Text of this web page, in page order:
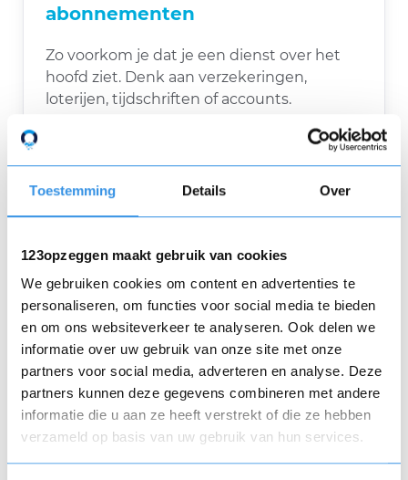
Toestemming Details Over
123opzeggen maakt gebruik van cookies
We gebruiken cookies om content en advertenties te
personaliseren, om functies voor social media te bieden
en om ons websiteverkeer te analyseren. Ook delen we
informatie over uw gebruik van onze site met onze
partners voor social media, adverteren en analyse. Deze
partners kunnen deze gegevens combineren met andere
informatie die u aan ze heeft verstrekt of die ze hebben
verzameld op basis van uw gebruik van hun services.
abonnementen
Zo voorkom je dat je een dienst over het
hoofd ziet. Denk aan verzekeringen,
loterijen, tijdschriften of accounts.
Bewaar alle communicatie
Houd e-mails, brieven en bevestigingen
goed bij voor je administratie.
Gebruik een voorbeeldbrief
Op 123opzeggen.nl kun je een opzegbrief
samenstellen en versturen. Kies voor een
algemene brief als het bedrijf niet in de
database staat.
Volg tijdig op